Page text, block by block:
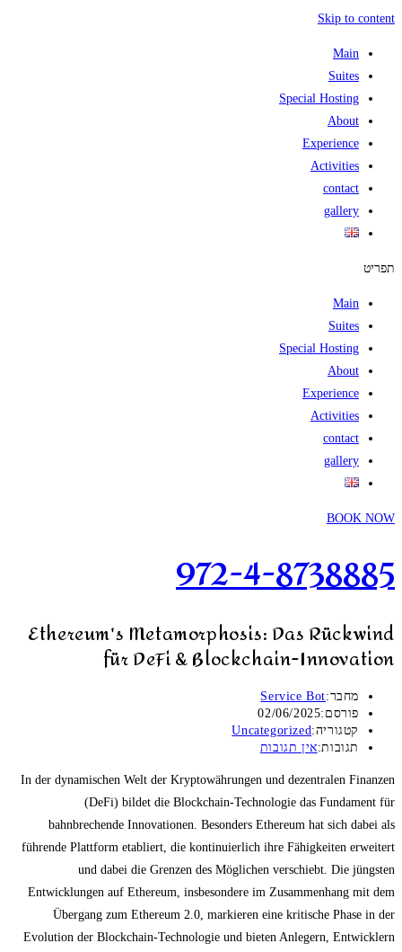
Skip to content
Main
Suites
Special Hosting
About
Experience
Activities
contact
gallery
תפריט
Main
Suites
Special Hosting
About
Experience
Activities
contact
gallery
BOOK NOW
972-4-8738885
Ethereum's Metamorphosis: Das Rückwind
für DeFi & Blockchain-Innovation
מחבר:Service Bot
פורסם:02/06/2025
קטגוריה:Uncategorized
תגובות:אין תגובות
In der dynamischen Welt der Kryptowährungen und dezentralen Finanzen
(DeFi) bildet die Blockchain-Technologie das Fundament für
bahnbrechende Innovationen. Besonders Ethereum hat sich dabei als
führende Plattform etabliert, die kontinuierlich ihre Fähigkeiten erweitert
und dabei die Grenzen des Möglichen verschiebt. Die jüngsten
Entwicklungen auf Ethereum, insbesondere im Zusammenhang mit dem
Übergang zum Ethereum 2.0, markieren eine kritische Phase in der
Evolution der Blockchain-Technologie und bieten Anlegern, Entwicklern